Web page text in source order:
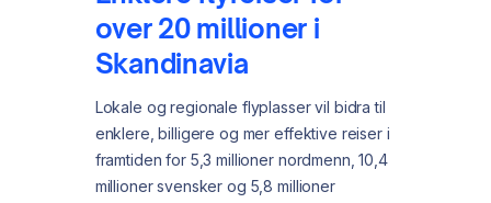
over 20 millioner i
Skandinavia
Lokale og regionale flyplasser vil bidra til
enklere, billigere og mer effektive reiser i
framtiden for 5,3 millioner nordmenn, 10,4
millioner svensker og 5,8 millioner